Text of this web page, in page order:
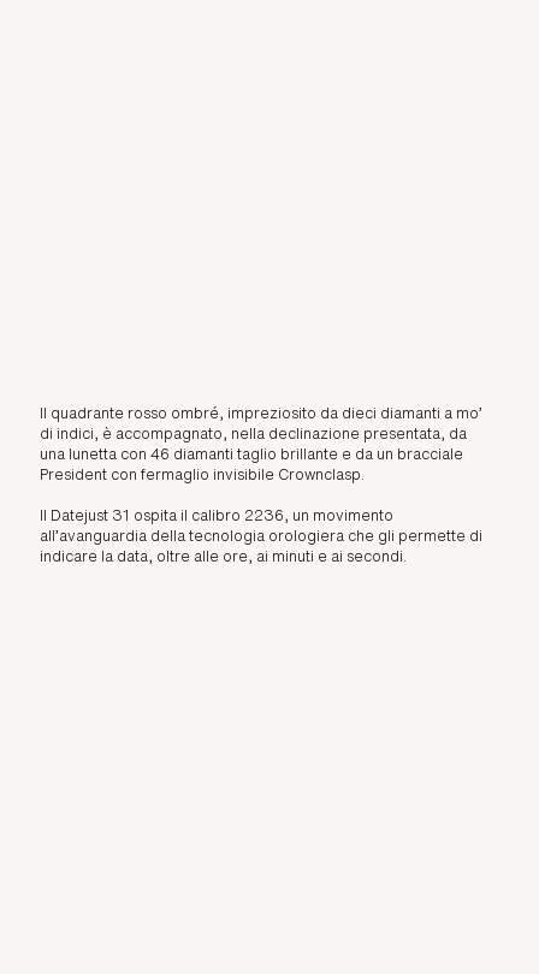
Il quadrante rosso ombré, impreziosito da dieci diamanti a mo’
di indici, è accompagnato, nella declinazione presentata, da
una lunetta con 46 diamanti taglio brillante e da un bracciale
President con fermaglio invisibile Crownclasp.
Il Datejust 31 ospita il calibro 2236, un movimento
all’avanguardia della tecnologia orologiera che gli permette di
indicare la data, oltre alle ore, ai minuti e ai secondi.